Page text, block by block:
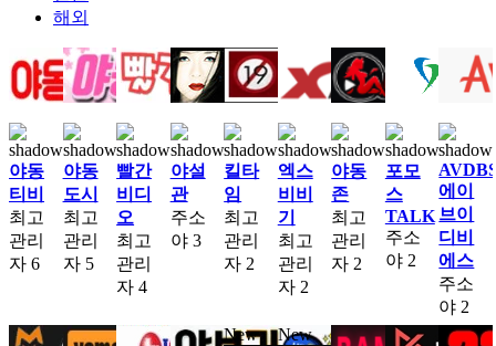
해외
야동
티비
최고
관리
자 6
야동
도시
최고
관리
자 5
빨간
비디
오
최고
관리
자 4
야설
관
주소
야 3
킬타
임
최고
관리
자 2
엑스
비비
기
최고
관리
자 2
야동
존
최고
관리
자 2
포모
스
TALK
주소
야 2
에이
브이
디비
에스
주소
야 2
New
New